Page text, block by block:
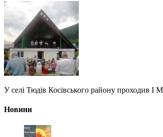
У селі Тюдів Косівського району проходив І
Новини